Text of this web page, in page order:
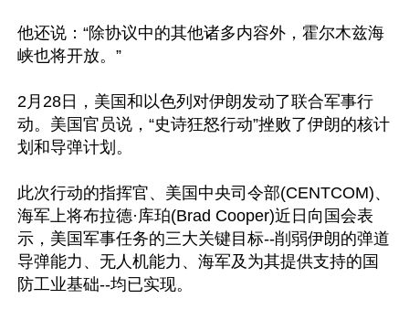
他还说：“除协议中的其他诸多内容外，霍尔木兹海
峡也将开放。”
2月28日，美国和以色列对伊朗发动了联合军事行
动。美国官员说，“史诗狂怒行动”挫败了伊朗的核计
划和导弹计划。
此次行动的指挥官、美国中央司令部(CENTCOM)、
海军上将布拉德·库珀(Brad Cooper)近日向国会表
示，美国军事任务的三大关键目标--削弱伊朗的弹道
导弹能力、无人机能力、海军及为其提供支持的国
防工业基础--均已实现。